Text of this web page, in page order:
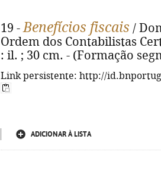
19 -Benefícios fiscais /
Ordem dos Contabilistas
: il. ; 30 cm. - (Formação
Link persistente: http://
ADICIONAR À LISTA